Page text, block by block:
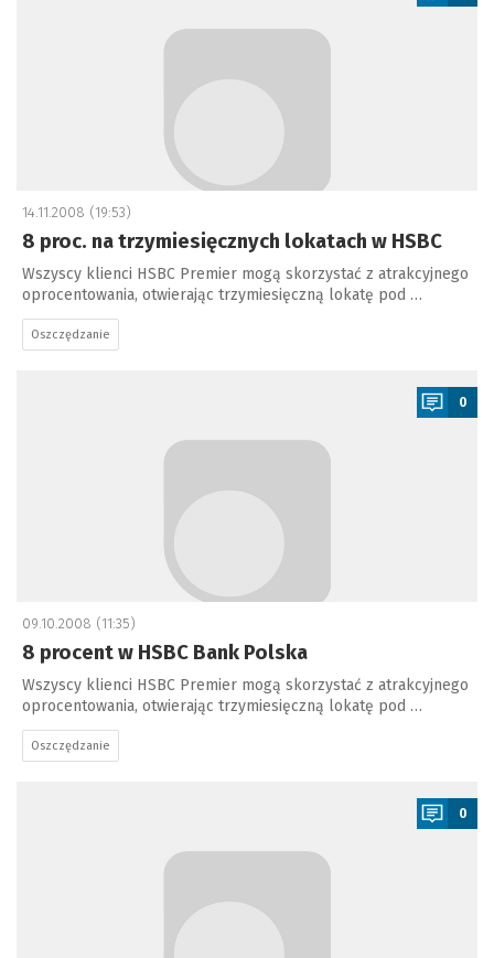
14.11.2008 (19:53)
8 proc. na trzymiesięcznych lokatach w HSBC
Wszyscy klienci HSBC Premier mogą skorzystać z atrakcyjnego
oprocentowania, otwierając trzymiesięczną lokatę pod …
Oszczędzanie
0
09.10.2008 (11:35)
8 procent w HSBC Bank Polska
Wszyscy klienci HSBC Premier mogą skorzystać z atrakcyjnego
oprocentowania, otwierając trzymiesięczną lokatę pod …
Oszczędzanie
0